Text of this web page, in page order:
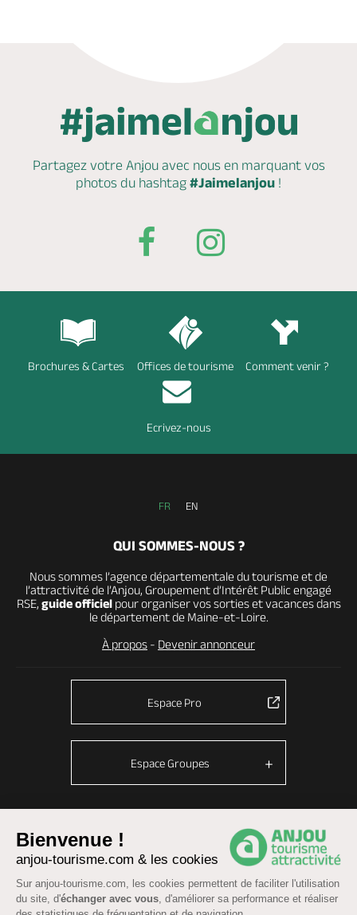
Bienvenue !
anjou-tourisme.com & les cookies
Sur anjou-tourisme.com, les cookies permettent de faciliter l'utilisation
du site, d'échanger avec vous, d'améliorer sa performance et réaliser
Partagez votre Anjou avec nous en marquantvos
photos du hashtag #Jaimelanjou !
Brochures & Cartes Offices de tourisme Comment venir ?
Ecrivez-nous
FR EN
QUI SOMMES-NOUS ?
Nous sommes l’agence départementale du tourisme et de
l’attractivité de l’Anjou, Groupement d’Intérêt Public engagé
RSE, guide officielpour organiser vos sorties et vacances dans
le département de Maine-et-Loire.
À propos - Devenir annonceur
Espace Pro
Espace Groupes
© Anjou tourisme 2026 - Fonctionnement du site
Mentions légales-Données personnelles-Cookies
CGU Réservation-Accessibilité : partiellement conforme